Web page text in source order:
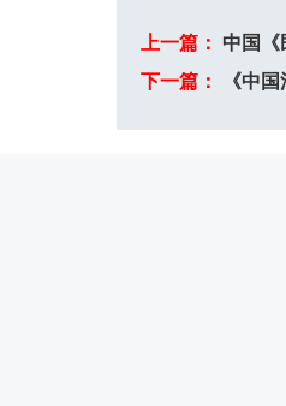
上一篇： 中国
下一篇：
《中